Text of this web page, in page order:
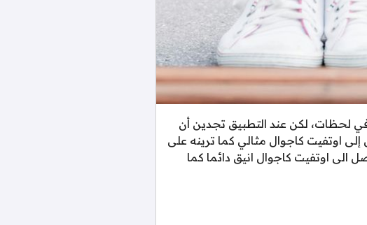
لحظات، لكن عند التطبيق تجدين أن
اوتفيت كاجوال مثالي كما ترينه على
الى اوتفيت كاجوال انيق دائما كما